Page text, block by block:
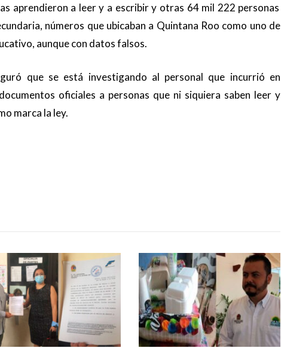
aprendieron a leer y a escribir y otras 64 mil 222 personas
números que ubicaban a Quintana Roo como uno de
aunque con datos falsos.
que se está investigando al personal que incurrió en
oficiales a personas que ni siquiera saben leer y
marca la ley.